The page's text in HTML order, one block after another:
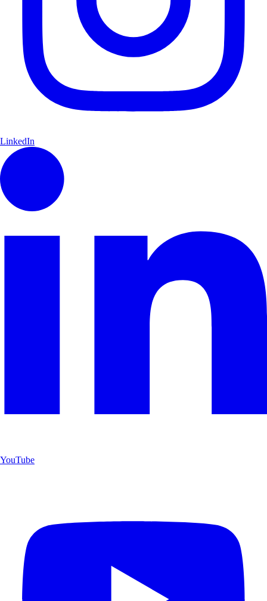
LinkedIn
YouTube